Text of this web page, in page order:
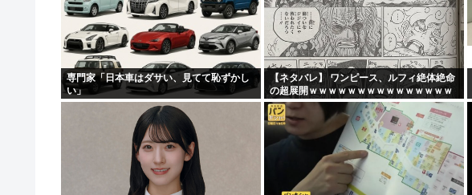
海行ってきたで
中国企業Zbtlink製のルーター20機種にバックドア…...
実は女に勘違いされている男のオ●ニー挙げてけ
【悲報】ヤニねこ、BPOで問題視されるwww
専門家「日本車はダサい、見てて恥ずかし
い」
【ネタバレ】 ワンピース、ルフィ絶体絶命
の超展開ｗｗｗｗｗｗｗｗｗｗｗｗｗｗｗ
ｗｗｗｗｗｗｗｗｗｗｗｗｗｗｗｗｗｗｗ
ｗｗｗｗｗｗｗｗｗｗｗ...